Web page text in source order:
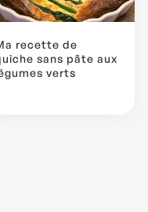
recette de
sans pâte aux
verts